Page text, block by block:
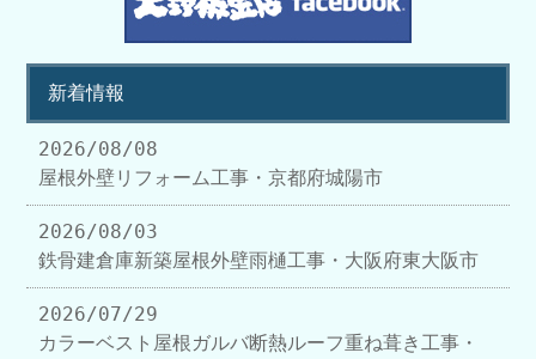
新着情報
2026/08/08
屋根外壁リフォーム工事・京都府城陽市
2026/08/03
鉄骨建倉庫新築屋根外壁雨樋工事・大阪府東大阪市
2026/07/29
カラーベスト屋根ガルバ断熱ルーフ重ね葺き工事・